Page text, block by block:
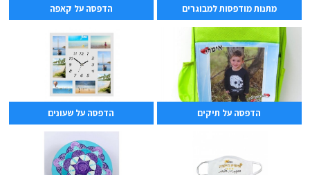
מתנות מודפסות למבוגרים הדפסה על קאפה
הדפסה על תיקים הדפסה על שעונים